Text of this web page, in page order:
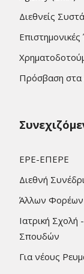
Διεθνείς
Πρόσβαση στα
ΕΡΕ-ΕΠΕΡΕ
Διεθνή
Άλλων Φορέων
Ιατρική
Σπουδών
Για νέους